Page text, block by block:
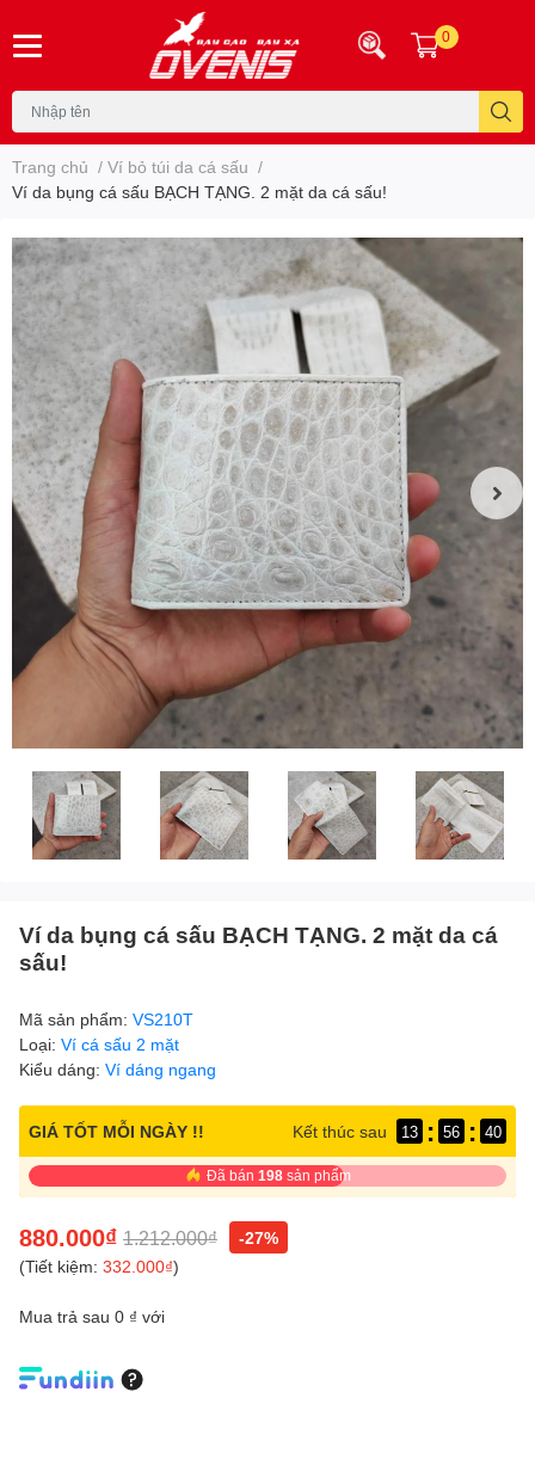
0
Trang chủ / Ví bỏ túi da cá sấu /
Ví da bụng cá sấu BẠCH TẠNG. 2 mặt da cá sấu!
Ví da bụng cá sấu BẠCH TẠNG. 2 mặt da cá
sấu!
Mã sản phẩm: VS210T
Loại: Ví cá sấu 2 mặt
Kiểu dáng: Ví dáng ngang
GIÁ TỐT MỖI NGÀY !! Kết thúc sau 13 : 56 : 39
Đã bán 198 sản phẩm
880.000₫ 1.212.000₫
-27%
(Tiết kiệm: 332.000₫)
Mua trả sau 0 ₫ với